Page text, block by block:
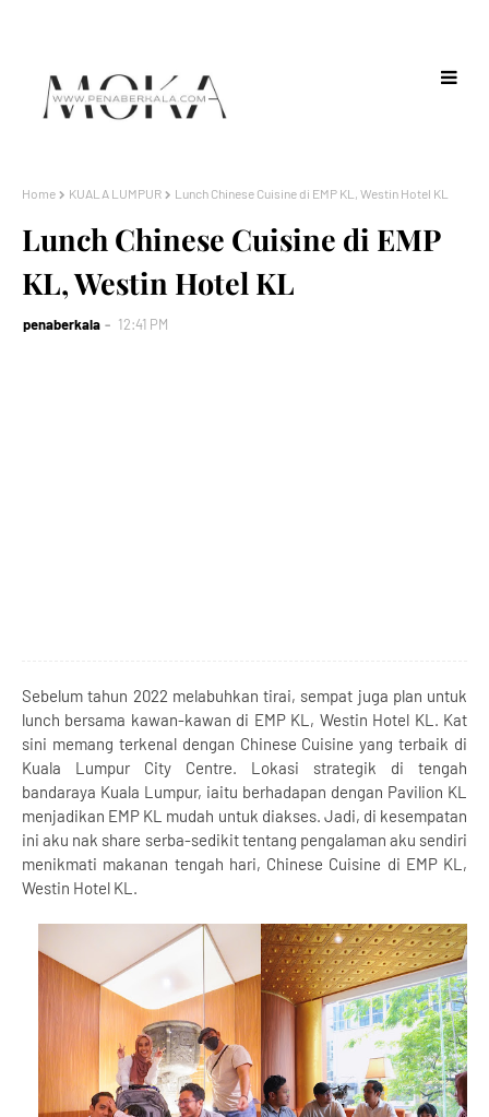
Home KUALA LUMPUR Lunch Chinese Cuisine di EMP KL, Westin Hotel KL
Lunch Chinese Cuisine di EMP
KL, Westin Hotel KL
penaberkala 12:41 PM
Sebelum tahun 2022 melabuhkan tirai, sempat juga plan untuk
lunch bersama kawan-kawan di EMP KL, Westin Hotel KL. Kat
sini memang terkenal dengan Chinese Cuisine yang terbaik di
Kuala Lumpur City Centre. Lokasi strategik di tengah
bandaraya Kuala Lumpur, iaitu berhadapan dengan Pavilion KL
menjadikan EMP KL mudah untuk diakses. Jadi, di kesempatan
ini aku nak share serba-sedikit tentang pengalaman aku sendiri
menikmati makanan tengah hari, Chinese Cuisine di EMP KL,
Westin Hotel KL.